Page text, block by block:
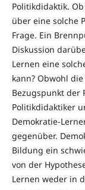
Politikdidaktik.
über eine solche
Frage. Ein
Diskussion
Lernen eine
kann? Obwohl
Bezugspunkt der
Politikdidaktiker
Demokratie-
gegenüber.
Bildung ein
von der
Lernen weder in